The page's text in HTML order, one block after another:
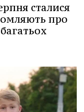
сталися
про